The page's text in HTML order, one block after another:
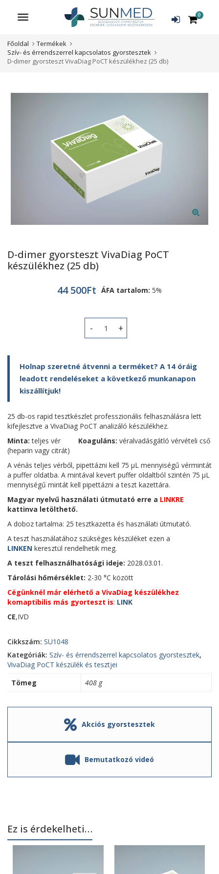
Menü 0
Főoldal
Termékek
Szív- és érrendszerrel kapcsolatos gyorstesztek
D-dimer gyorsteszt VivaDiag PoCT készülékhez (25 db)
D-dimer gyorsteszt VivaDiag PoCT
készülékhez (25 db)
44 500Ft ÁFA tartalom: 5%
D-dimer gyorsteszt VivaDiag PoCT
Holnap szeretné átvenni a terméket? A 14 óráig
leadott rendeléseket a következő munkanapon
kiszállítjuk!
25 db-os rapid tesztkészlet professzionális felhasználásra lett
kifejlesztve a VivaDiag PoCT analizáló készülékhez.
Minta: teljes vér Koaguláns: véralvadásgátló vérvételi cső
(heparin vagy citrát)
A vénás teljes vérből, pipettázni kell 75 μL mennyiségű vérmintát
a puffer oldatba. A mintával kevert puffer oldaltból szintén 75 μL
mennyiségű mintát kell pipettázni a teszt kazettára.
Magyar nyelvű használati útmutató erre a LINKRE
kattinva letölthető.
A doboz tartalma: 25 tesztkazetta és használati útmutató.
A teszt használatához szükséges készüléket ezen a
LINKEN keresztül rendelhetik meg.
A teszt felhasználhatósági ideje: 2028.03.01.
Tárolási hőmérséklet: 2-30 °C között
Cégünknél már elérhető a VivaDiag készülékhez
komaptibilis más gyorteszt is: LINK
CE,IVD
Cikkszám: SU1048
Kategóriák: Szív- és érrendszerrel kapcsolatos gyorstesztek,
VivaDiag PoCT készülék és tesztjei
Tömeg
408 g
Akciós gyorstesztek
Bemutatkozó videó
Ez is érdekelheti…